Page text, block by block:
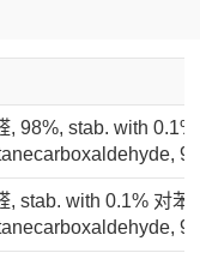
, 98%, stab. with
, stab. with 0.1% 对苯